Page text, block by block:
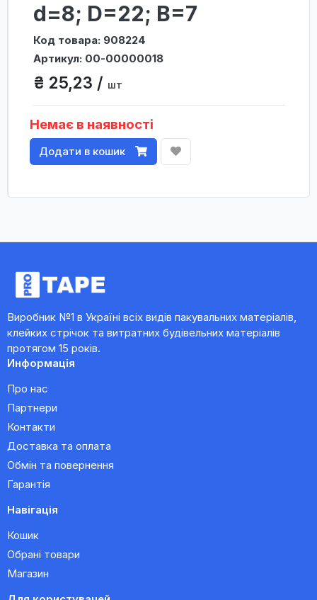
d=8; D=22; B=7
Код товара: 908224
Артикул: 00-00000018
₴ 25,23 / шт
Немає в наявності
Додати в кошик
Виробник №1 в Україні всіх видів пакувальних матеріалів,
клейких стрічок та витратних будівельних матеріалів
протягом 15 років.
Информація
Про нас
Партнери
Контакти
Доставка та оплата
Обмін та повернення
Гарантія
Навігація
Кошик
Обрані товари
Магазин